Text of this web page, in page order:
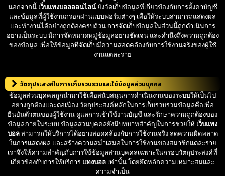
นอกจากนี้ เว็บแทงบอลออนไลน์ยังจัดเก็บข้อมูลที่เกี่ยวข้องกับการตั้งค่าบัญชี
และข้อมูลที่ผู้ใช้งานกรอกผ่านแบบฟอร์มต่างๆ เพื่อให้ระบบสามารถแสดงผล
และทำงานได้อย่างถูกต้องครบถ้วน การจัดเก็บข้อมูลในส่วนนี้ถูกดำเนินการ
อย่างเป็นระบบ มีการจัดหมวดหมู่ข้อมูลอย่างชัดเจน และคำนึงถึงความถูกต้อง
ของข้อมูล เพื่อให้ข้อมูลที่จัดเก็บมีความสอดคล้องกับการใช้งานจริงของผู้ใช้
งานแต่ละราย
วัตถุประสงค์ในการเก็บรวบรวมและใช้ข้อมูลส่วนบุคคล
ข้อมูลส่วนบุคคลถูกนำมาใช้เพื่อสนับสนุนการดำเนินงานของระบบให้เป็นไป
อย่างถูกต้องและต่อเนื่อง วัตถุประสงค์หลักในการเก็บรวบรวมข้อมูลคือเพื่อ
ยืนยันตัวตนของผู้ใช้งาน ดูแลการเข้าใช้งานบัญชี และรักษาความถูกต้องของ
ข้อมูลภายในระบบ ข้อมูลส่วนบุคคลยังมีบทบาทสำคัญในการช่วยให้ เว็บแทง
บอล สามารถให้บริการได้อย่างสอดคล้องกับการใช้งานจริง ลดความผิดพลาด
ในการแสดงผล และสร้างความสม่ำเสมอในการใช้งานของสมาชิกแต่ละราย
เราจึงให้ความสำคัญกับการใช้ข้อมูลส่วนบุคคลเฉพาะในกรอบวัตถุประสงค์ที่
เกี่ยวข้องกับการให้บริการ แทงบอล เท่านั้น โดยยึดหลักความเหมาะสมและ
ความจำเป็น